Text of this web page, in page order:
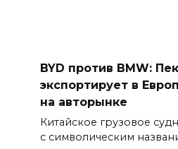
BYD против BMW:
экспортирует в
на авторынке
Китайское грузовое
с символическим